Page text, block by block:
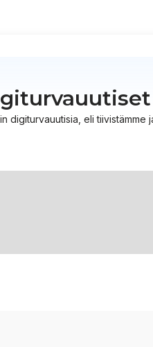
digiturvauutisia, eli tiivistämme